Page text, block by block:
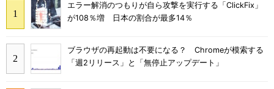
エラー解消のつもりが自ら攻撃を実行する「ClickFix」
が108％増 日本の割合が最多14％
ブラウザの再起動は不要になる？ Chromeが模索する
「週2リリース」と「無停止アップデート」